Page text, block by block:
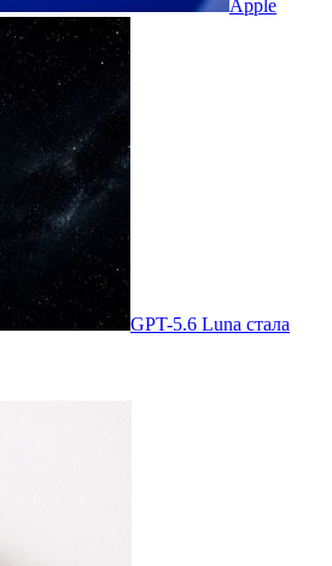
Apple
GPT-5.6 Luna стала